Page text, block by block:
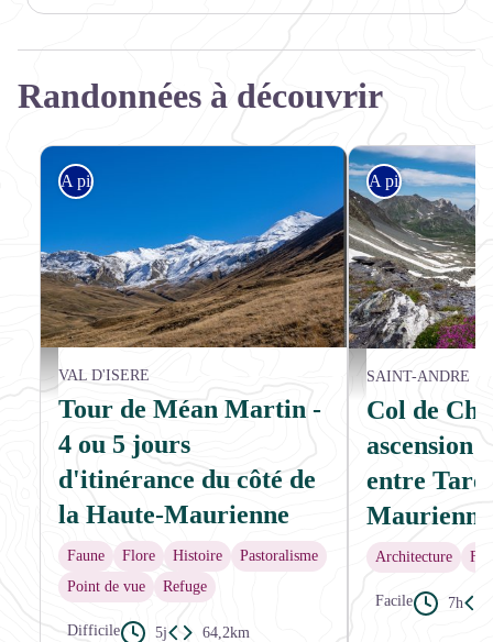
Randonnées à découvrir
Sommets fraichement enneigés de la Pointe et de l'Aiguille de Méan Martin -
A pied
VAL D'ISERE
Tour de Méan Martin -
4 ou 5 jours
d'itinérance du côté de
la Haute-Maurienne
Faune Flore Histoire
Pastoralisme
Point de vue
Refuge
Difficile 5j
64,2km
Vue en direction de
A pied
SAINT-ANDRE
Col de
ascension
entre
Maurienne
Architecture
Facile 7h